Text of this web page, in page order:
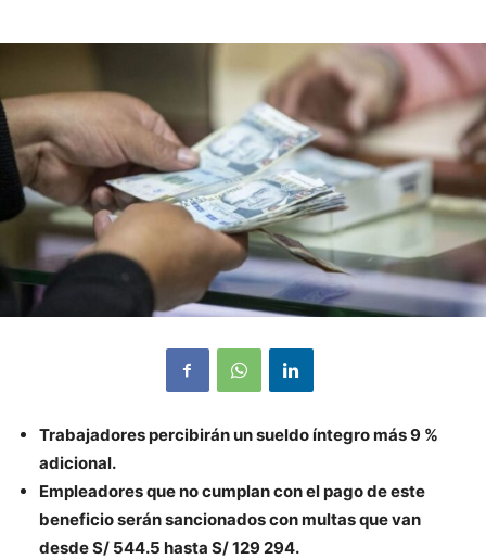
Trabajadores percibirán un sueldo íntegro más 9 %
adicional.
Empleadores que no cumplan con el pago de este
beneficio serán sancionados con multas que van
desde S/ 544.5 hasta S/ 129 294.